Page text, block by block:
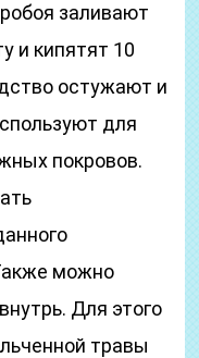
заливают
и кипятят 10
остужают и
для
покровов.
можно
Для этого
травы